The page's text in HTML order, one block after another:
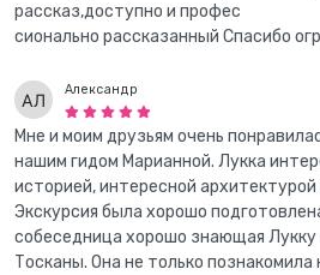
рассказ,доступно и профес
сионально рассказанный Спасибо
Александр
Мне и моим друзьям очень
нашим гидом Марианной. Лукка
историей, интересной
Экскурсия была хорошо
собеседница хорошо знающая Лукку
Тосканы. Она не только познакомила